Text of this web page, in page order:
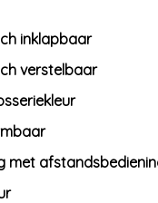
inklapbaar
verstelbaar
met